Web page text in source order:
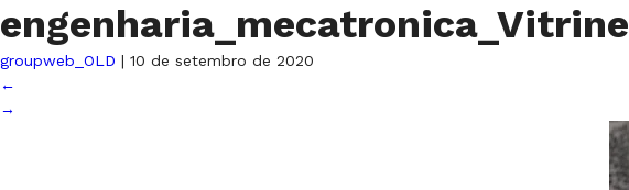
engenharia_mecatronica_Vitrine
groupweb_OLD | 10 de setembro de 2020
←
→